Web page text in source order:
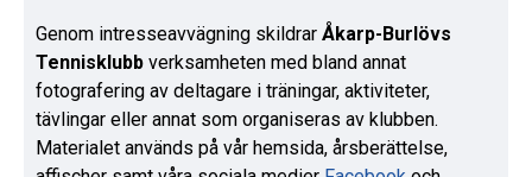
Genom intresseavvägning skildrar Åkarp-Burlövs
Tennisklubb verksamheten med bland annat
fotografering av deltagare i träningar, aktiviteter,
tävlingar eller annat som organiseras av klubben.
Materialet används på vår hemsida, årsberättelse,